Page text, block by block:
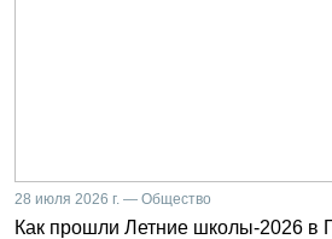
28 июля 2026 г. — Общество
Как прошли Летние школы-2026 в